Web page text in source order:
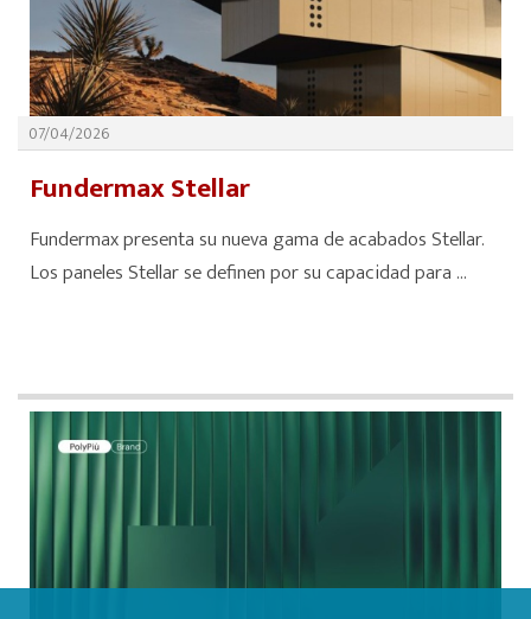
07/04/2026
Fundermax Stellar
Fundermax presenta su nueva gama de acabados Stellar.
Los paneles Stellar se definen por su capacidad para ...